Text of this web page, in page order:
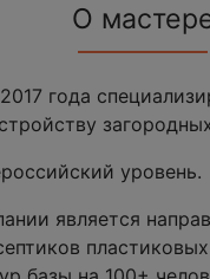
О
года
уровень.
является